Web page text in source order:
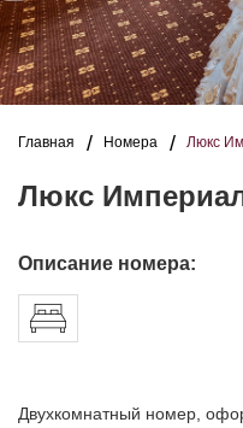
Главная Номера Люкс
Люкс
Описание номера:
Двухкомнатный номер,